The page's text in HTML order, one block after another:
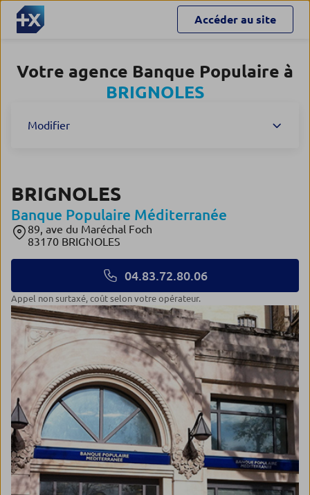
Accéder au site
Votre agence Banque Populaire à
BRIGNOLES
Modifier
BRIGNOLES
Banque Populaire Méditerranée
89, ave du Maréchal Foch
83170 BRIGNOLES
04.83.72.80.06
Appel non surtaxé, coût selon votre opérateur.